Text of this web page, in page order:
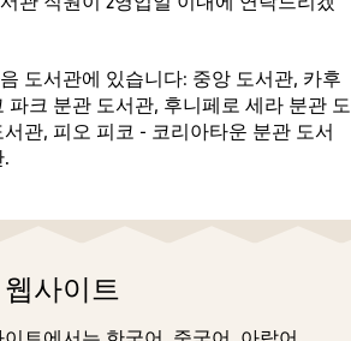
도서관에 있습니다: 중앙 도서관, 카후
파크 분관 도서관, 후니페로 세라 분관 도
관, 피오 피코 - 코리아타운 분관 도서
.
사이트